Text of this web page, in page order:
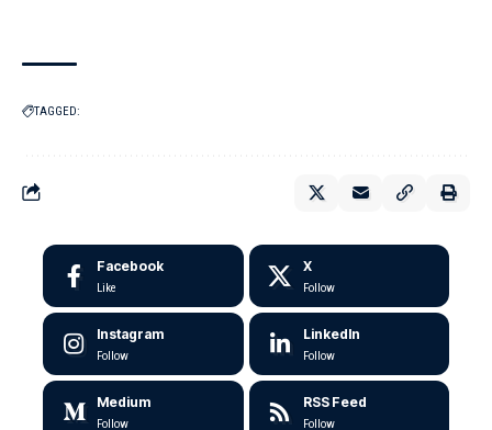
TAGGED:
Facebook
Like
X
Follow
Instagram
Follow
LinkedIn
Follow
Medium
Follow
RSS Feed
Follow